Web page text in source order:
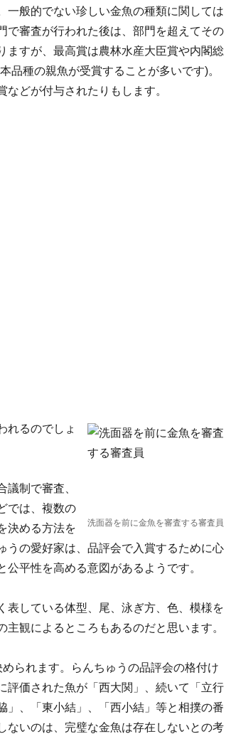
一般的でない珍しい金魚の種類に関しては
で審査が行われた後は、部門を超えてその
ますが、最高賞は農林水産大臣賞や内閣総
品種の親魚が受賞することが多いです)。
どが付与されたりもします。
洗面器を前に金魚を審査する審査員
れるのでしょ
制で審査、
では、複数の
決める方法を
うの愛好家は、品評会で入賞するために心
平性を高める意図があるようです。
表している体型、尾、泳ぎ方、色、模様を
観によるところもあるのだと思います。
られます。らんちゅうの品評会の格付け
評価された魚が「西大関」、続いて「立行
」、「東小結」、「西小結」等と相撲の番
ないのは、完璧な金魚は存在しないとの考